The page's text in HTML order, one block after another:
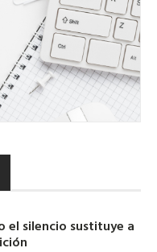
el silencio sustituye a